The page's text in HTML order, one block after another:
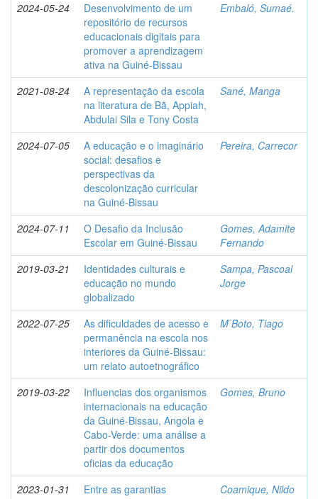
2024-05-24
Desenvolvimento de um
repositório de recursos
educacionais digitais para
promover a aprendizagem
ativa na Guiné-Bissau
Embaló, Sumaé.
2021-08-24
A representação da escola
na literatura de Bã, Appiah,
Abdulai Sila e Tony Costa
Sané, Manga
2024-07-05
A educação e o imaginário
social: desafios e
perspectivas da
descolonização curricular
na Guiné-Bissau
Pereira, Carrecor
2024-07-11
O Desafio da Inclusão
Escolar em Guiné-Bissau
Gomes, Adamite
Fernando
2019-03-21
Identidades culturais e
educação no mundo
globalizado
Sampa, Pascoal
Jorge
2022-07-25
As dificuldades de acesso e
permanência na escola nos
interiores da Guiné-Bissau:
um relato autoetnográfico
M ́Boto, Tiago
2019-03-22
Influencias dos organismos
internacionais na educação
da Guiné-Bissau, Angola e
Cabo-Verde: uma análise a
partir dos documentos
oficias da educação
Gomes, Bruno
2023-01-31
Entre as garantias
Coamique, Nildo